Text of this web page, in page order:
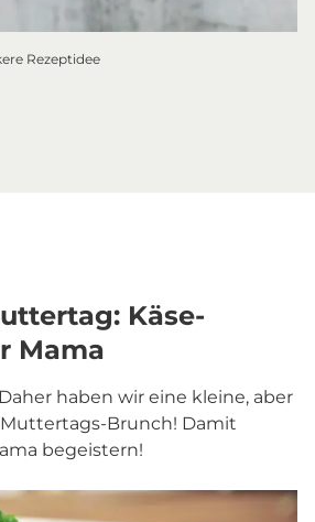
Rezeptidee
Käse-
Mama
haben wir eine kleine, aber
Brunch! Damit
begeistern!